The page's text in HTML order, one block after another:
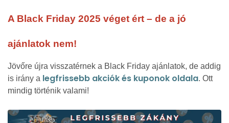
A Black Friday 2025 véget ért – de a jó
ajánlatok nem!
Jövőre újra visszatérnek a Black Friday ajánlatok, de addig
is irány a legfrissebb akciók és kuponok oldala. Ott
mindig történik valami!